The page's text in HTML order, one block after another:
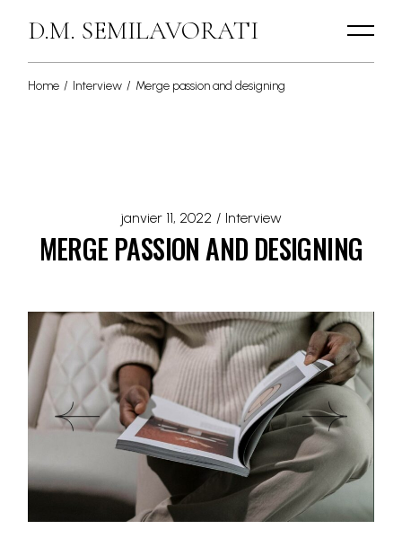
D.M. SEMILAVORATI
Home Interview Merge passion and designing
janvier 11, 2022 Interview
MERGE PASSION AND DESIGNING